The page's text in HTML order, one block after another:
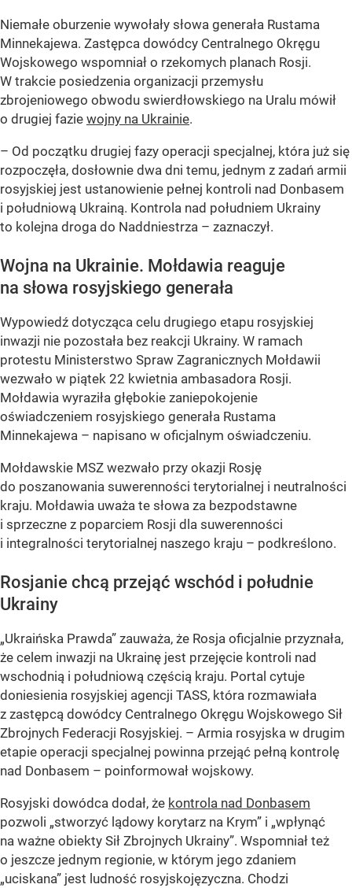
Niemałe oburzenie wywołały słowa generała Rustama
Minnekajewa. Zastępca dowódcy Centralnego Okręgu
Wojskowego wspomniał o rzekomych planach Rosji.
W trakcie posiedzenia organizacji przemysłu
zbrojeniowego obwodu swierdłowskiego na Uralu mówił
o drugiej fazie wojny na Ukrainie.
– Od początku drugiej fazy operacji specjalnej, która już się
rozpoczęła, dosłownie dwa dni temu, jednym z zadań armii
rosyjskiej jest ustanowienie pełnej kontroli nad Donbasem
i południową Ukrainą. Kontrola nad południem Ukrainy
to kolejna droga do Naddniestrza – zaznaczył.
Wojna na Ukrainie. Mołdawia reaguje
na słowa rosyjskiego generała
Wypowiedź dotycząca celu drugiego etapu rosyjskiej
inwazji nie pozostała bez reakcji Ukrainy. W ramach
protestu Ministerstwo Spraw Zagranicznych Mołdawii
wezwało w piątek 22 kwietnia ambasadora Rosji.
Mołdawia wyraziła głębokie zaniepokojenie
oświadczeniem rosyjskiego generała Rustama
Minnekajewa – napisano w oficjalnym oświadczeniu.
Mołdawskie MSZ wezwało przy okazji Rosję
do poszanowania suwerenności terytorialnej i neutralności
kraju. Mołdawia uważa te słowa za bezpodstawne
i sprzeczne z poparciem Rosji dla suwerenności
i integralności terytorialnej naszego kraju – podkreślono.
Rosjanie chcą przejąć wschód i południe
Ukrainy
„Ukraińska Prawda” zauważa, że Rosja oficjalnie przyznała,
że celem inwazji na Ukrainę jest przejęcie kontroli nad
wschodnią i południową częścią kraju. Portal cytuje
doniesienia rosyjskiej agencji TASS, która rozmawiała
z zastępcą dowódcy Centralnego Okręgu Wojskowego Sił
Zbrojnych Federacji Rosyjskiej. – Armia rosyjska w drugim
etapie operacji specjalnej powinna przejąć pełną kontrolę
nad Donbasem – poinformował wojskowy.
Rosyjski dowódca dodał, że kontrola nad Donbasem
pozwoli „stworzyć lądowy korytarz na Krym” i „wpłynąć
na ważne obiekty Sił Zbrojnych Ukrainy”. Wspomniał też
o jeszcze jednym regionie, w którym jego zdaniem
„uciskana” jest ludność rosyjskojęzyczna. Chodzi